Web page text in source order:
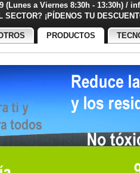
(Lunes a Viernes 8:30h - 13:30h) /
SECTOR? ¡PÍDENOS TU
PRODUCTOS